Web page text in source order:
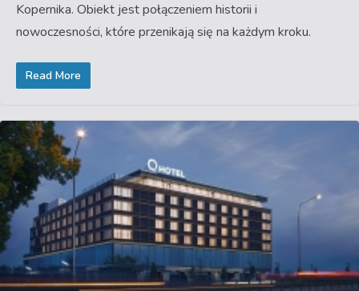
Kopernika. Obiekt jest połączeniem historii i
nowoczesności, które przenikają się na każdym kroku.
Read More